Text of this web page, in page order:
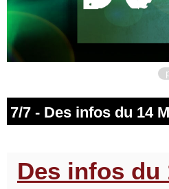
7/7 - Des infos du 14
Des infos du